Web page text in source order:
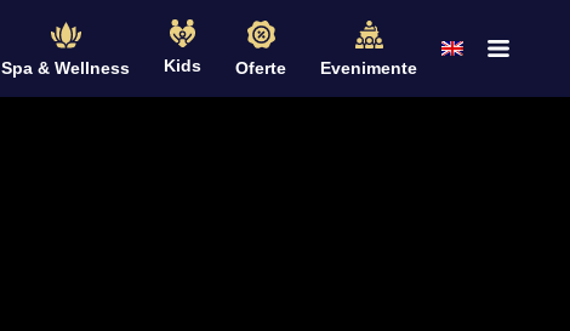
Spa & Wellness Kids Oferte Evenimente